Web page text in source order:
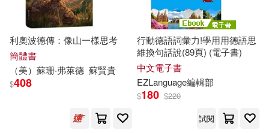
珍妮．W．哈帝(2)
甘玲（主編）(2) 田口佳史(2)
皮埃爾．瓦羅德(2)
真梨幸子(2) 石井朋彥(2)
中國對外翻譯出版公司(4)
中國水利水電出版社(4)
利奧波德傳：像山一樣思考
簡體書
（美）蘇珊·弗萊德 蘇賢貴
$408
行動德語詞彙力!學用用德語思
維換句話說(89頁) (電子書)
中文電子書
EZLanguage編輯部
$180 $220
試閱